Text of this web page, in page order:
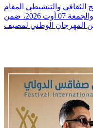
الثقافي والتنشيطي المقام
بـ فضاء الكرنيش، يومي الخميس 06 والجمعة 07 أوت 2026، ضمن